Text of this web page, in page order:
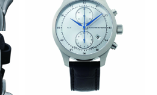
SCHAUMBURG WATCH
グラシエ
ドイツ流の古典に身を包む
SCHAUMBURG WATCH
クロノグラフ No.1